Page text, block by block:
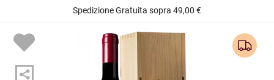
Spedizione Gratuita sopra 49,00 €